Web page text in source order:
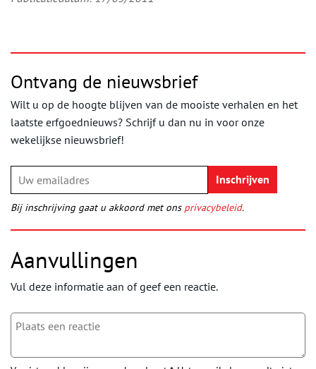
Ontvang de nieuwsbrief
Wilt u op de hoogte blijven van de mooiste verhalen en het
laatste erfgoednieuws? Schrijf u dan nu in voor onze
wekelijkse nieuwsbrief!
Bij inschrijving gaat u akkoord met ons privacybeleid.
Aanvullingen
Vul deze informatie aan of geef een reactie.